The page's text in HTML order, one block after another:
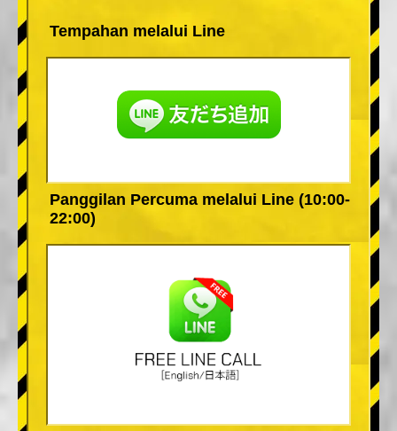
Tempahan melalui Line
Panggilan Percuma melalui Line (10:00-
22:00)